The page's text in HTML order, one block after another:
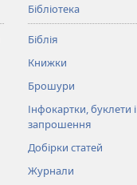
Бібліотека
Біблія
Книжки
Брошури
Інфокартки, буклети і
запрошення
Добірки статей
Журнали